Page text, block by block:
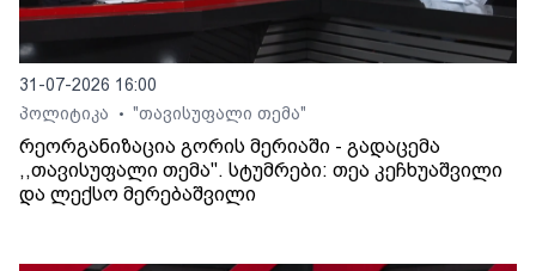
31-07-2026 16:00
პოლიტიკა
• "თავისუფალი თემა"
რეორგანიზაცია გორის მერიაში - გადაცემა
,,თავისუფალი თემა". სტუმრები: თეა კეჩხუაშვილი
და ლექსო მერებაშვილი